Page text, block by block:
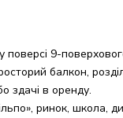
9-
балкон,
здачі в оренду.
ринок, школа,